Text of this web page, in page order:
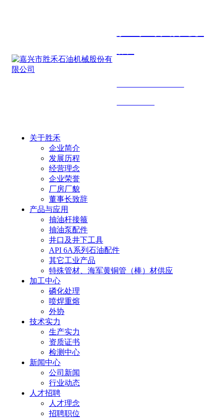
关于胜禾
企业简介
发展历程
经营理念
企业荣誉
厂房厂貌
董事长致辞
产品与应用
抽油杆接箍
抽油泵配件
井口及井下工具
API 6A系列石油配件
其它工业产品
特殊管材、海军黄铜管（棒）材供应
加工中心
磷化处理
喷焊重熔
外协
技术实力
生产实力
资质证书
检测中心
新闻中心
公司新闻
行业动态
人才招聘
人才理念
招聘职位